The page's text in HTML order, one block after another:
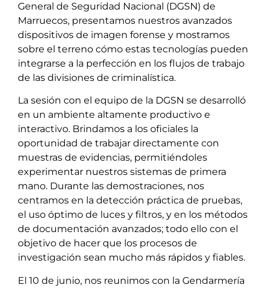
General de Seguridad Nacional (DGSN) de
Marruecos, presentamos nuestros avanzados
dispositivos de imagen forense y mostramos
sobre el terreno cómo estas tecnologías pueden
integrarse a la perfección en los flujos de trabajo
de las divisiones de criminalística.
La sesión con el equipo de la DGSN se desarrolló
en un ambiente altamente productivo e
interactivo. Brindamos a los oficiales la
oportunidad de trabajar directamente con
muestras de evidencias, permitiéndoles
experimentar nuestros sistemas de primera
mano. Durante las demostraciones, nos
centramos en la detección práctica de pruebas,
el uso óptimo de luces y filtros, y en los métodos
de documentación avanzados; todo ello con el
objetivo de hacer que los procesos de
investigación sean mucho más rápidos y fiables.
El 10 de junio, nos reunimos con la Gendarmería